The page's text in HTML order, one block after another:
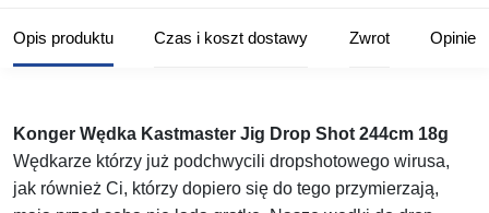
Opis produktu Czas i koszt dostawy Zwrot Opinie
Konger Wędka Kastmaster Jig Drop Shot 244cm 18g
Wędkarze którzy już podchwycili dropshotowego wirusa,
jak również Ci, którzy dopiero się do tego przymierzają,